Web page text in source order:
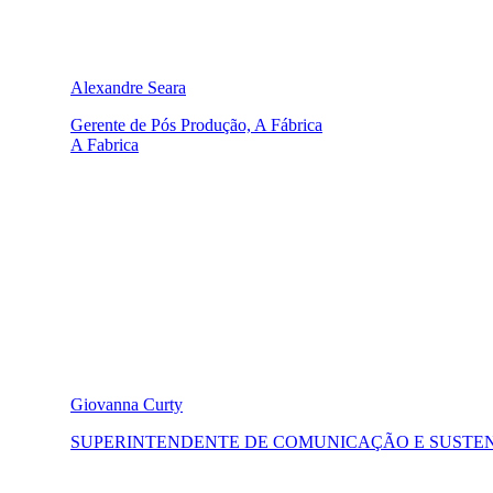
Alexandre Seara
Gerente de Pós Produção, A Fábrica
A Fabrica
Giovanna Curty
SUPERINTENDENTE DE COMUNICAÇÃO E